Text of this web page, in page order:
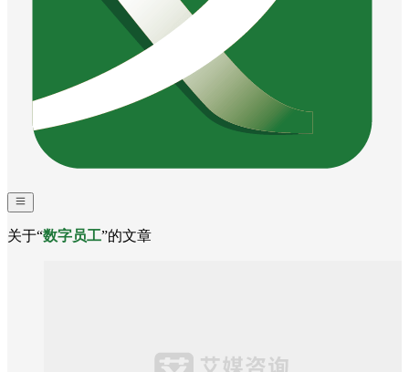
关于“数字员工”的文章